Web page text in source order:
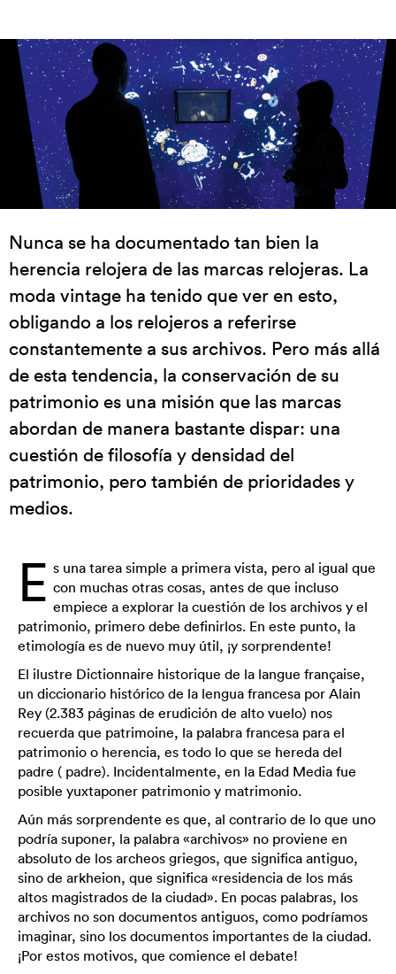
Nunca se ha documentado tan bien la
herencia relojera de las marcas relojeras. La
moda vintage ha tenido que ver en esto,
obligando a los relojeros a referirse
constantemente a sus archivos. Pero más allá
de esta tendencia, la conservación de su
patrimonio es una misión que las marcas
abordan de manera bastante dispar: una
cuestión de filosofía y densidad del
patrimonio, pero también de prioridades y
medios.
E s una tarea simple a primera vista, pero al igual que
con muchas otras cosas, antes de que incluso
empiece a explorar la cuestión de los archivos y el
patrimonio, primero debe definirlos. En este punto, la
etimología es de nuevo muy útil, ¡y sorprendente!
El ilustre Dictionnaire historique de la langue française,
un diccionario histórico de la lengua francesa por Alain
Rey (2.383 páginas de erudición de alto vuelo) nos
recuerda que patrimoine, la palabra francesa para el
patrimonio o herencia, es todo lo que se hereda del
padre ( padre). Incidentalmente, en la Edad Media fue
posible yuxtaponer patrimonio y matrimonio.
Aún más sorprendente es que, al contrario de lo que uno
podría suponer, la palabra «archivos» no proviene en
absoluto de los archeos griegos, que significa antiguo,
sino de arkheion, que significa «residencia de los más
altos magistrados de la ciudad». En pocas palabras, los
archivos no son documentos antiguos, como podríamos
imaginar, sino los documentos importantes de la ciudad.
¡Por estos motivos, que comience el debate!